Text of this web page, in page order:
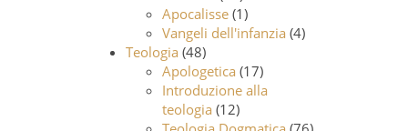
Apocalisse(1)
Vangeli dell'infanzia (4)
Teologia (48)
Apologetica (17)
Introduzione alla
teologia (12)